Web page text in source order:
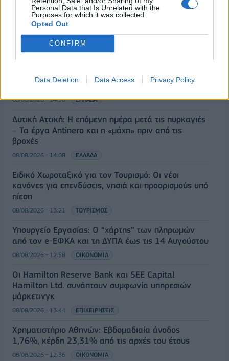
Personal Data that Is Unrelated with the
Purposes for which it was collected.
Opted Out
CONFIRM
Data Deletion Data Access Privacy Policy
ΡΟΗ ΕΙΔΗΣΕΩΝ
56.000 επιβάτες αναχωρούν σήμερα από τα
λιμάνια της Αττικής
08/08/2026 - 14:30 ΕΛΛΑΔΑ
Δυτική Αττική: Η επόμενη ημέρα μετά τις πυρκαγιές
– Τα έργα Antinero και η «μάχη» πριν από τις
βροχές
08/08/2026 - 14:08 ΕΛΛΑΔΑ
Ειδικό Χωροταξικό για τον Τουρισμό: Οι νέοι
κανόνες για επενδύσεις, νησιά και προορισμούς υπό
πίεση
08/08/2026 - 13:21 ΤΟΥΡΙΣΜΟΣ
Υπουργείο Εργασίας: Ο “χάρτης” των πληρωμών
από τον e-ΕΦΚΑ και τη ΔΥΠΑ έως τις 14 Αυγούστου
08/08/2026 - 12:58 ΟΙΚΟΝΟΜΙΑ
Οι Hamilton Reserve Bank και SEE Capital
Hamilton Ltd. συνάπτουν συμφωνία υπηρεσιών
μάρκετινγκ
08/08/2026 - 13:44 ΕΠΙΧΕΙΡΗΣΕΙΣ
Χρηματιστήριο Αθηνών: Εβδομαδιαία άνοδος
1,76%, κέρδη 23,31% από τις αρχές του έτους
08/08/2026 - 12:36 ΟΙΚΟΝΟΜΙΑ